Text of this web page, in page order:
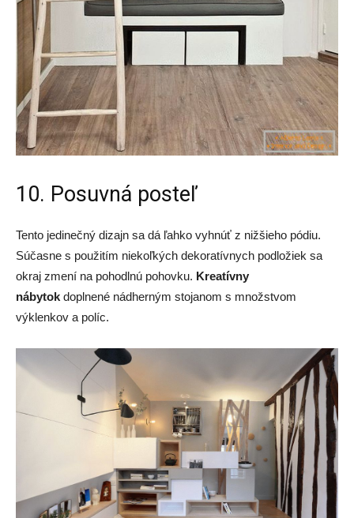
10. Posuvná posteľ
Tento jedinečný dizajn sa dá ľahko vyhnúť z nižšieho pódiu.
Súčasne s použitím niekoľkých dekoratívnych podložiek sa
okraj zmení na pohodlnú pohovku. Kreatívny
nábytok doplnené nádherným stojanom s množstvom
výklenkov a políc.